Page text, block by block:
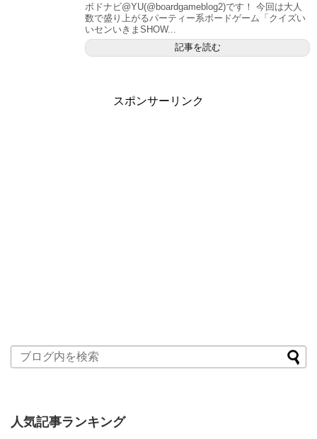
ボドナビ@YU(@boardgameblog2)です！ 今回は大人
数で盛り上がるパーティー系ボードゲーム「クイズい
いセンいきまSHOW...
記事を読む
スポンサーリンク
人気記事ランキング